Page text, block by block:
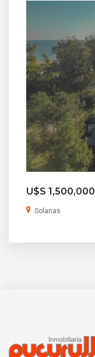
U$S 1,500,000
Solanas